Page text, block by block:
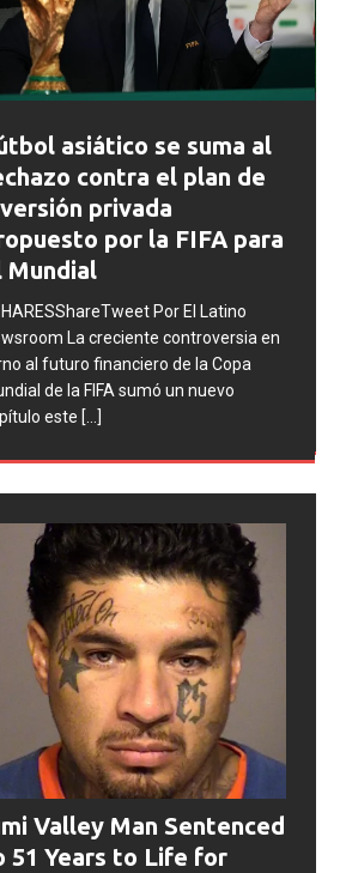
suma al
plan de
FIFA para
El Latino
controversia en
de la Copa
un nuevo
FIFA abre
incidentes
Mundial 2026
Newsroom La FIFA
procesos
Asociación del
Valley Man Sentenced
51 Years to Life for